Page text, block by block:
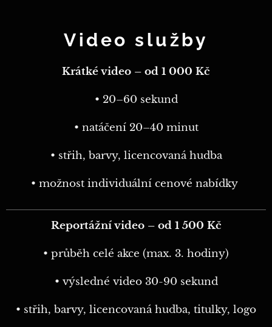
Video služby
Krátké video – od 1 000 Kč
• 20–60 sekund
• natáčení 20–40 minut
• střih, barvy, licencovaná hudba
• možnost individuální cenové nabídky
Reportážní video – od 1 500 Kč
• průběh celé akce (max. 3. hodiny)
• výsledné video 30-90 sekund
• střih, barvy, licencovaná hudba, titulky, logo